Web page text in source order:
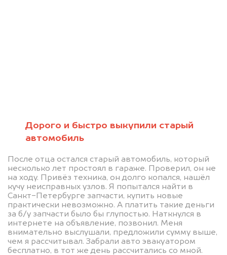
Дорого и быстро выкупили старый
автомобиль
После отца остался старый автомобиль, который
несколько лет простоял в гараже. Проверил, он не
на ходу. Привёз техника, он долго копался, нашёл
кучу неисправных узлов. Я попытался найти в
Санкт-Петербурге запчасти, купить новые
практически невозможно. А платить такие деньги
за б/у запчасти было бы глупостью. Наткнулся в
интернете на объявление, позвонил. Меня
внимательно выслушали, предложили сумму выше,
чем я рассчитывал. Забрали авто эвакуатором
бесплатно, в тот же день рассчитались со мной.
Узнайте стоимость проблемного
автомобиля на разбор.
Мы купим ваше авто на 20.000 руб.
дороже, чем предлагают на
автоаукционах.